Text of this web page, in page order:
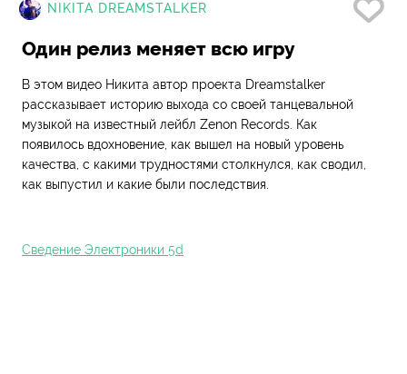
NIKITA DREAMSTALKER
Один релиз меняет всю игру
В этом видео Никита автор проекта Dreamstalker
рассказывает историю выхода со своей танцевальной
музыкой на известный лейбл Zenon Records. Как
появилось вдохновение, как вышел на новый уровень
качества, с какими трудностями столкнулся, как сводил,
как выпустил и какие были последствия.
Сведение Электроники 5d